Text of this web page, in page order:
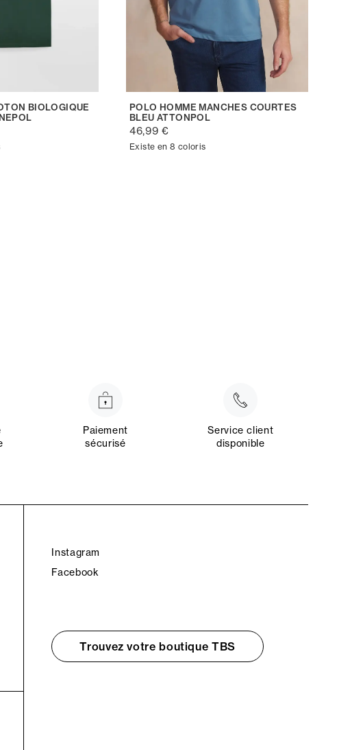
BIOLOGIQUE
POLO HOMME MANCHES COURTES
BLEU ATTONPOL
46,99 €
Existe en 8 coloris
Paiement
sécurisé
Service client
disponible
Instagram
Facebook
Trouvez votre boutique TBS